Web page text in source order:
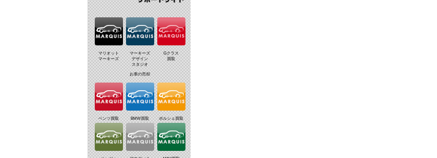
マリオット
マーキーズ
マーキーズ
デザイン
スタジオ
Gクラス
買取
お車の売却
ベンツ買取 BMW買取 ポルシェ買取